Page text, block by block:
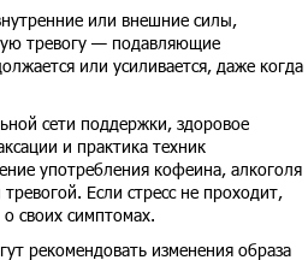
или внешние силы,
тревогу — подавляющие
или усиливается, даже когда
сети поддержки, здоровое
и практика техник
употребления кофеина, алкоголя
Если стресс не проходит,
своих симптомах.
рекомендовать изменения образа